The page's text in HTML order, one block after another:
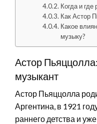
Когда и
Как Астор
Какое
музыку?
Астор
музыкант
Астор Пьяццолла
Аргентина, в 1921
раннего детства и